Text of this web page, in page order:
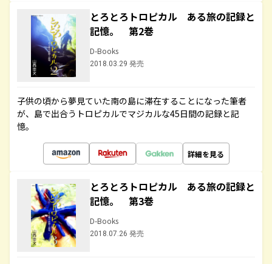
とろとろトロピカル ある旅の記録と
記憶。 第2巻
D-Books
2018.03.29 発売
子供の頃から夢見ていた南の島に滞在することになった筆者
が、島で出合うトロピカルでマジカルな45日間の記録と記
憶。
詳細を見る
とろとろトロピカル ある旅の記録と
記憶。 第3巻
D-Books
2018.07.26 発売